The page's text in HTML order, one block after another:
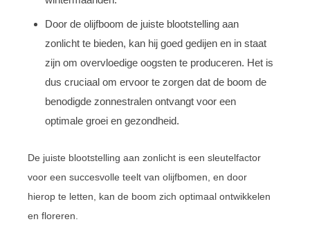
Door de olijfboom de juiste blootstelling aan
zonlicht te bieden, kan hij goed gedijen en in staat
zijn om overvloedige oogsten te produceren. Het is
dus cruciaal om ervoor te zorgen dat de boom de
benodigde zonnestralen ontvangt voor een
optimale groei en gezondheid.
De juiste blootstelling aan zonlicht is een sleutelfactor
voor een succesvolle teelt van olijfbomen, en door
hierop te letten, kan de boom zich optimaal ontwikkelen
en floreren.